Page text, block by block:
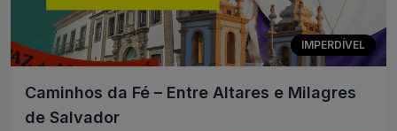
IMPERDÍVEL
Caminhos da Fé – Entre Altares e Milagres
de Salvador